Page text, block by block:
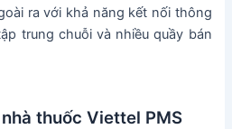
ra với khả năng kết nối thông
trung chuỗi và nhiều quầy bán
thuốc Viettel PMS